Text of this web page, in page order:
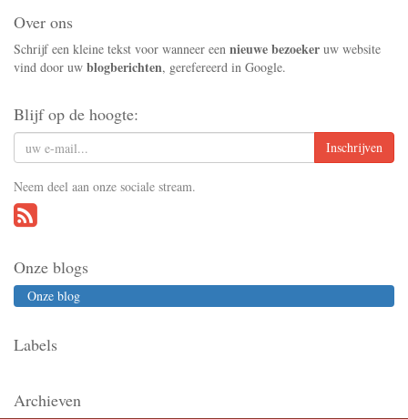
Over ons
Schrijf een kleine tekst voor wanneer een nieuwe bezoeker uw website
vind door uw blogberichten, gerefereerd in Google.
Blijf op de hoogte:
Inschrijven
Neem deel aan onze sociale stream.
Onze blogs
Onze blog
Labels
Archieven